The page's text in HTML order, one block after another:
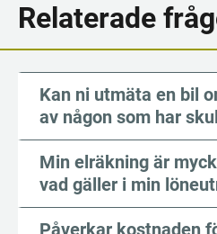
Relaterade
Kan ni utmäta en bil
av någon som har
Min elräkning är
vad gäller i min
Påverkar kostnaden